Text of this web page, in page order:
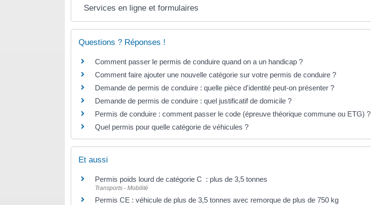
Services en ligne et formulaires
Questions ? Réponses !
Comment passer le permis de conduire quand on a un handicap ?
Comment faire ajouter une nouvelle catégorie sur votre permis de conduire ?
Demande de permis de conduire : quelle pièce d'identité peut-on présenter ?
Demande de permis de conduire : quel justificatif de domicile ?
Permis de conduire : comment passer le code (épreuve théorique commune ou ETG) ?
Quel permis pour quelle catégorie de véhicules ?
Et aussi
Permis poids lourd de catégorie C : plus de 3,5 tonnes
Transports - Mobilité
Permis CE : véhicule de plus de 3,5 tonnes avec remorque de plus de 750 kg